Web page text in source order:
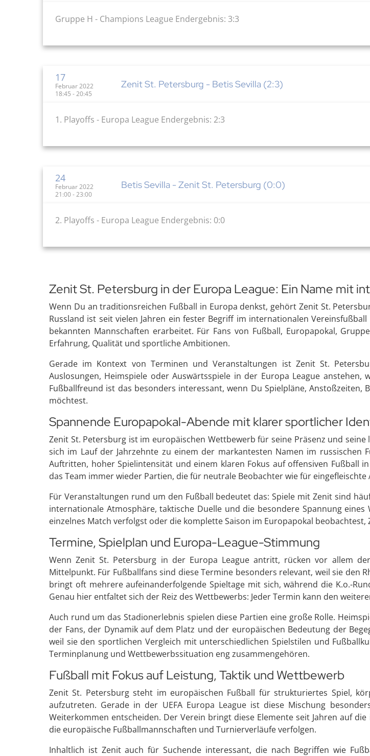
Gruppe H - Champions League Endergebnis: 3:3
17
Februar 2022
18:45 - 20:45
Zenit St. Petersburg - Betis Sevilla (2:3)
1. Playoffs - Europa League Endergebnis: 2:3
24
Februar 2022
21:00 - 23:00
Betis Sevilla - Zenit St. Petersburg (0:0)
2. Playoffs - Europa League Endergebnis: 0:0
Zenit St. Petersburg in der Europa League: Ein Name mit
Wenn Du an traditionsreichen Fußball in Europa denkst, gehört Zenit St.
Russland ist seit vielen Jahren ein fester Begriff im internationalen
bekannten Mannschaften erarbeitet. Für Fans von Fußball, Europapokal,
Erfahrung, Qualität und sportliche Ambitionen.
Gerade im Kontext von Terminen und Veranstaltungen ist Zenit St.
Auslosungen, Heimspiele oder Auswärtsspiele in der Europa League
Fußballfreund ist das besonders interessant, wenn Du Spielpläne,
möchtest.
Spannende Europapokal-Abende mit klarer sportlicher
Zenit St. Petersburg ist im europäischen Wettbewerb für seine Präsenz und
sich im Lauf der Jahrzehnte zu einem der markantesten Namen im
Auftritten, hoher Spielintensität und einem klaren Fokus auf offensiven Fußball
das Team immer wieder Partien, die für neutrale Beobachter wie für eingefleischte
Für Veranstaltungen rund um den Fußball bedeutet das: Spiele mit Zenit sind
internationale Atmosphäre, taktische Duelle und die besondere Spannung
einzelnes Match verfolgst oder die komplette Saison im Europapokal
Termine, Spielplan und Europa-League-Stimmung
Wenn Zenit St. Petersburg in der Europa League antritt, rücken vor allem
Mittelpunkt. Für Fußballfans sind diese Termine besonders relevant, weil sie
bringt oft mehrere aufeinanderfolgende Spieltage mit sich, während die K.o.-
Genau hier entfaltet sich der Reiz des Wettbewerbs: Jeder Termin kann den
Auch rund um das Stadionerlebnis spielen diese Partien eine große Rolle.
der Fans, der Dynamik auf dem Platz und der europäischen Bedeutung der
weil sie den sportlichen Vergleich mit unterschiedlichen Spielstilen und
Terminplanung und Wettbewerbssituation eng zusammengehören.
Fußball mit Fokus auf Leistung, Taktik und Wettbewerb
Zenit St. Petersburg steht im europäischen Fußball für strukturiertes Spiel,
aufzutreten. Gerade in der UEFA Europa League ist diese Mischung
Weiterkommen entscheiden. Der Verein bringt diese Elemente seit Jahren auf
die europäische Fußballmannschaften und Turnierverläufe verfolgen.
Inhaltlich ist Zenit auch für Suchende interessant, die nach Begriffen wie